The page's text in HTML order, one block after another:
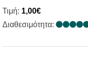
Τιμή: 1,00€
Διαθεσιμότητα: